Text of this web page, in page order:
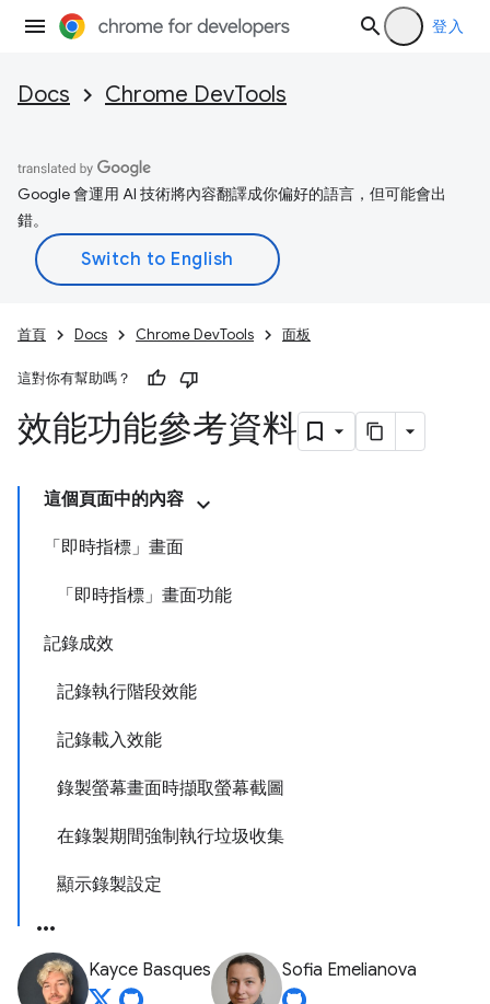
登入
Docs Chrome DevTools
Google 會運用 AI 技術將內容翻譯成你偏好的語言，但可能會出
錯。
首頁 Docs Chrome DevTools 面板
這對你有幫助嗎？
效能功能參考資料
這個頁面中的內容
「即時指標」畫面
「即時指標」畫面功能
記錄成效
記錄執行階段效能
記錄載入效能
錄製螢幕畫面時擷取螢幕截圖
在錄製期間強制執行垃圾收集
顯示錄製設定
Kayce Basques Sofia Emelianova